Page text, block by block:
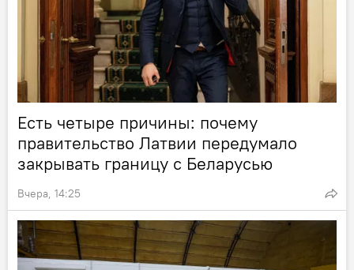
Есть четыре причины: почему
правительство Латвии передумало
закрывать границу с Беларусью
Вчера, 14:25